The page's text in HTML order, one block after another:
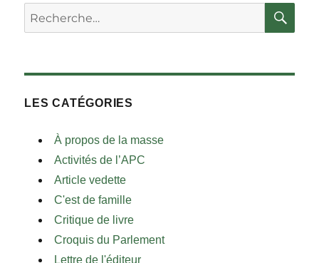
Rechercher :
LES CATÉGORIES
À propos de la masse
Activités de l’APC
Article vedette
C'est de famille
Critique de livre
Croquis du Parlement
Lettre de l'éditeur